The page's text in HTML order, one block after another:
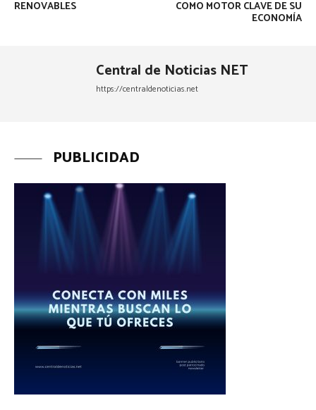
RENOVABLES COMO MOTOR CLAVE DE SU
ECONOMÍA
Central de Noticias NET
https://centraldenoticias.net
PUBLICIDAD